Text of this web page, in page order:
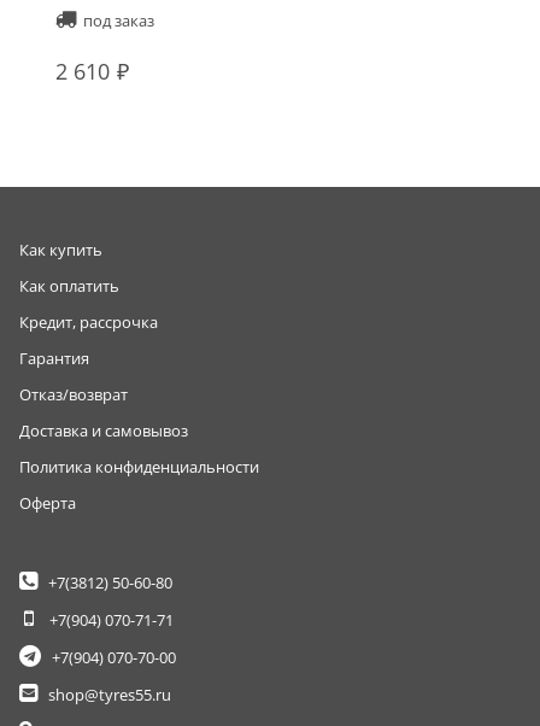
под заказ
2 610
Как купить
Как оплатить
Кредит, рассрочка
Гарантия
Отказ/возврат
Доставка и самовывоз
Политика конфиденциальности
Оферта
+7(3812) 50-60-80
+7(904)070-71-71
+7(904)070-70-00
shop@tyres55.ru